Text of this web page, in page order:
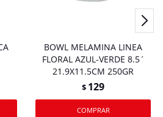
BOWL MELAMINA LINEA
FLORAL AZUL-VERDE 8.5´
21.9X11.5CM 250GR
$ 129